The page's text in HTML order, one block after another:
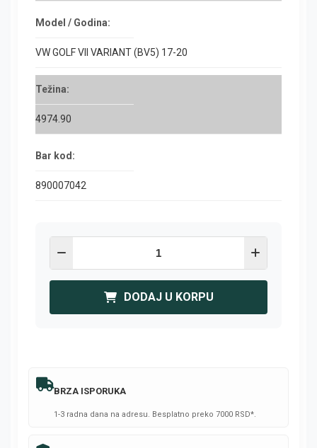
Model / Godina:
VW GOLF VII VARIANT (BV5) 17-20
Težina:
4974.90
Bar kod:
890007042
DODAJ U KORPU
BRZA ISPORUKA
1-3 radna dana na adresu. Besplatno preko 7000 RSD*.